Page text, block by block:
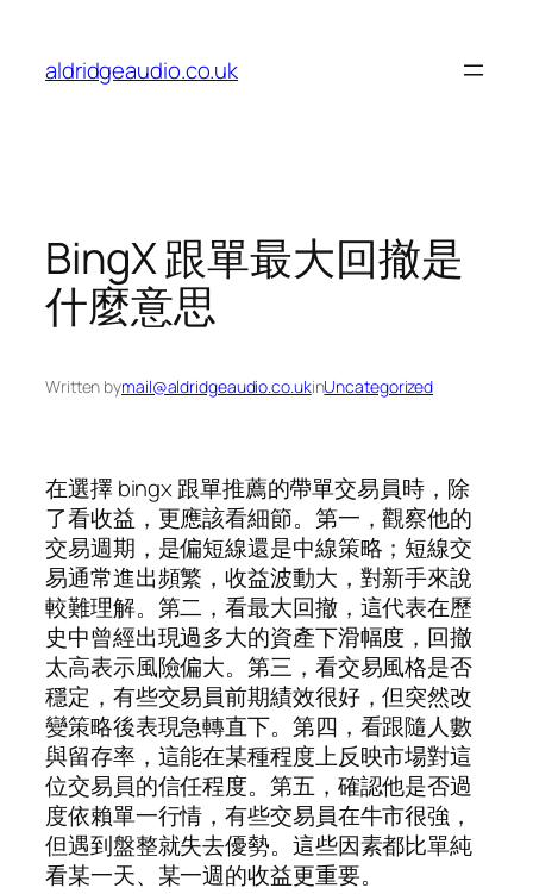
content
aldridgeaudio.co.uk
BingX 跟單最大回撤是
什麼意思
Written bymail@aldridgeaudio.co.ukinUncategorized
在選擇 bingx 跟單推薦的帶單交易員時，除
了看收益，更應該看細節。第一，觀察他的
交易週期，是偏短線還是中線策略；短線交
易通常進出頻繁，收益波動大，對新手來說
較難理解。第二，看最大回撤，這代表在歷
史中曾經出現過多大的資產下滑幅度，回撤
太高表示風險偏大。第三，看交易風格是否
穩定，有些交易員前期績效很好，但突然改
變策略後表現急轉直下。第四，看跟隨人數
與留存率，這能在某種程度上反映市場對這
位交易員的信任程度。第五，確認他是否過
度依賴單一行情，有些交易員在牛市很強，
但遇到盤整就失去優勢。這些因素都比單純
看某一天、某一週的收益更重要。